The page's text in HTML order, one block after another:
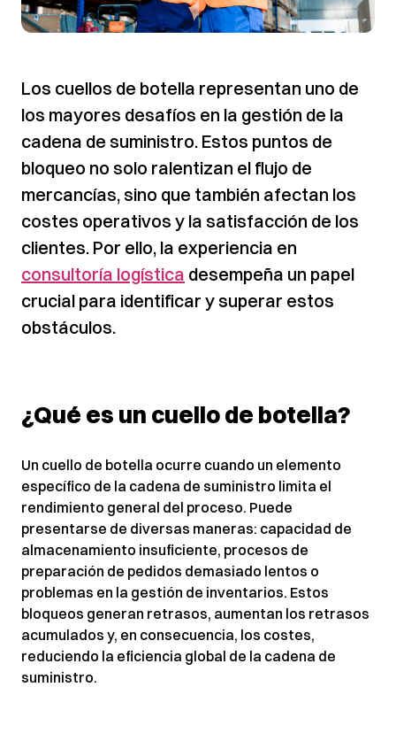
Los cuellos de botella representan uno de
los mayores desafíos en la gestión de la
cadena de suministro. Estos puntos de
bloqueo no solo ralentizan el flujo de
mercancías, sino que también afectan los
costes operativos y la satisfacción de los
clientes. Por ello, la experiencia en
consultoría logística desempeña un papel
crucial para identificar y superar estos
obstáculos.
¿Qué es un cuello de botella?
Un cuello de botella ocurre cuando un elemento
específico de la cadena de suministro limita el
rendimiento general del proceso. Puede
presentarse de diversas maneras: capacidad de
almacenamiento insuficiente, procesos de
preparación de pedidos demasiado lentos o
problemas en la gestión de inventarios. Estos
bloqueos generan retrasos, aumentan los retrasos
acumulados y, en consecuencia, los costes,
reduciendo la eficiencia global de la cadena de
suministro.